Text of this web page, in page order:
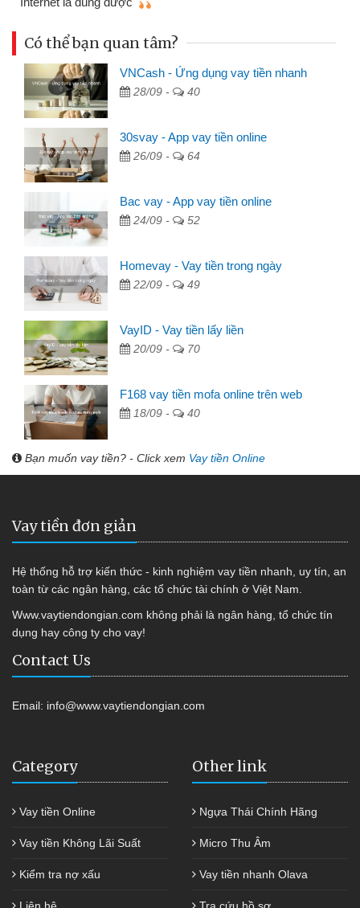
Có thể bạn quan tâm?
VNCash - Ứng dụng vay tiền nhanh
28/09 - 40
30svay - App vay tiền online
26/09 - 64
Bac vay - App vay tiền online
24/09 - 52
Homevay - Vay tiền trong ngày
22/09 - 49
VayID - Vay tiền lấy liền
20/09 - 70
F168 vay tiền mofa online trên web
18/09 - 40
Bạn muốn vay tiền? - Click xem Vay tiền Online
Vay tiền đơn giản
Hệ thống hỗ trợ kiến thức - kinh nghiệm vay tiền nhanh, uy tín, an
toàn từ các ngân hàng, các tổ chức tài chính ở Việt Nam.
Www.vaytiendongian.com không phải là ngân hàng, tổ chức tín
dụng hay công ty cho vay!
Contact Us
Email: info@www.vaytiendongian.com
Category
Vay tiền Online
Vay tiền Không Lãi Suất
Kiểm tra nợ xấu
Other link
Ngựa Thái Chính Hãng
Micro Thu Âm
Vay tiền nhanh Olava